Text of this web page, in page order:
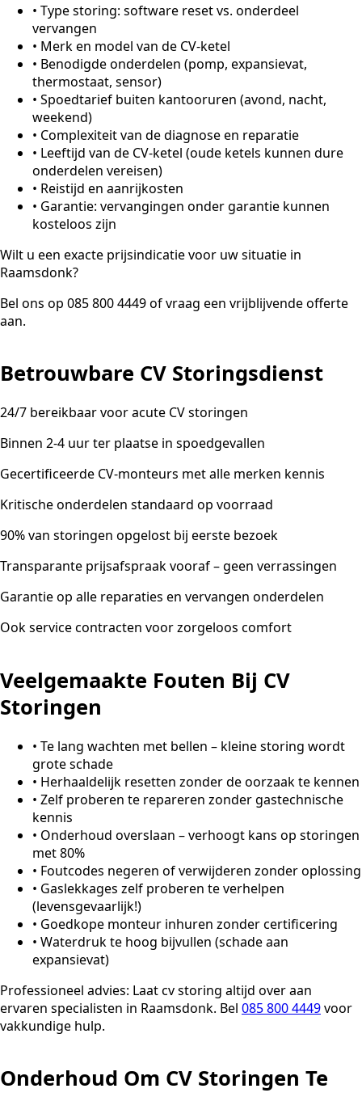
• Type storing: software reset vs. onderdeel
vervangen
• Merk en model van de CV-ketel
• Benodigde onderdelen (pomp, expansievat,
thermostaat, sensor)
• Spoedtarief buiten kantooruren (avond, nacht,
weekend)
• Complexiteit van de diagnose en reparatie
• Leeftijd van de CV-ketel (oude ketels kunnen dure
onderdelen vereisen)
• Reistijd en aanrijkosten
• Garantie: vervangingen onder garantie kunnen
kosteloos zijn
Wilt u een exacte prijsindicatie voor uw situatie in
Raamsdonk?
Bel ons op 085 800 4449 of vraag een vrijblijvende offerte
aan.
Betrouwbare CV Storingsdienst
24/7 bereikbaar voor acute CV storingen
Binnen 2-4 uur ter plaatse in spoedgevallen
Gecertificeerde CV-monteurs met alle merken kennis
Kritische onderdelen standaard op voorraad
90% van storingen opgelost bij eerste bezoek
Transparante prijsafspraak vooraf – geen verrassingen
Garantie op alle reparaties en vervangen onderdelen
Ook service contracten voor zorgeloos comfort
Veelgemaakte Fouten Bij CV
Storingen
• Te lang wachten met bellen – kleine storing wordt
grote schade
• Herhaaldelijk resetten zonder de oorzaak te kennen
• Zelf proberen te repareren zonder gastechnische
kennis
• Onderhoud overslaan – verhoogt kans op storingen
met 80%
• Foutcodes negeren of verwijderen zonder oplossing
• Gaslekkages zelf proberen te verhelpen
(levensgevaarlijk!)
• Goedkope monteur inhuren zonder certificering
• Waterdruk te hoog bijvullen (schade aan
expansievat)
Professioneel advies: Laat cv storing altijd over aan
ervaren specialisten in Raamsdonk. Bel 085 800 4449voor
vakkundige hulp.
Onderhoud Om CV Storingen Te